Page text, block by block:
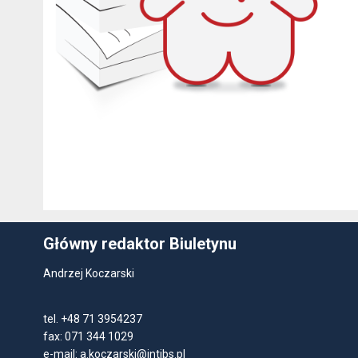
Główny redaktor Biuletynu
Andrzej Koczarski
tel. +48 71 3954237
fax: 071 344 1029
e-mail: a.koczarski@intibs.pl